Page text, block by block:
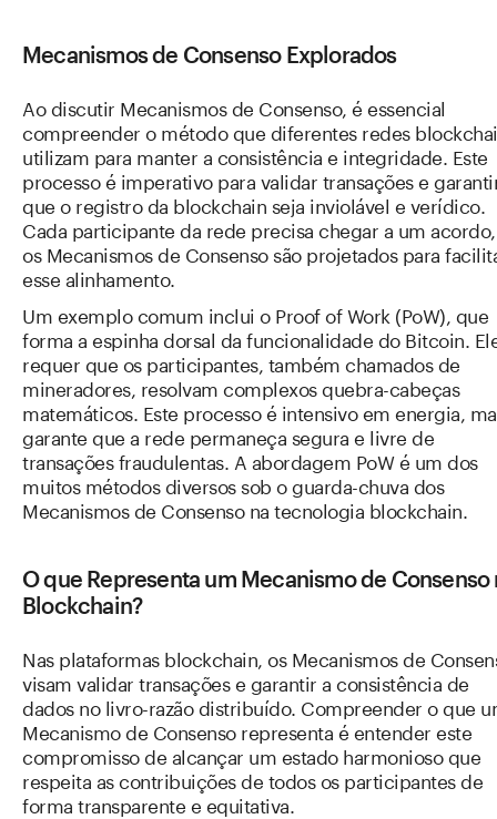
Mecanismos de Consenso Explorados
Ao discutir Mecanismos de Consenso, é essencial
compreender o método que diferentes redes
utilizam para manter a consistência e integridade. Este
processo é imperativo para validar transações e
que o registro da blockchain seja inviolável e verídico.
Cada participante da rede precisa chegar a um
os Mecanismos de Consenso são projetados para
esse alinhamento.
Um exemplo comum inclui o Proof of Work (PoW), que
forma a espinha dorsal da funcionalidade do Bitcoin.
requer que os participantes, também chamados de
mineradores, resolvam complexos quebra-cabeças
matemáticos. Este processo é intensivo em energia,
garante que a rede permaneça segura e livre de
transações fraudulentas. A abordagem PoW é um dos
muitos métodos diversos sob o guarda-chuva dos
Mecanismos de Consenso na tecnologia blockchain.
O que Representa um Mecanismo de Consenso
Blockchain?
Nas plataformas blockchain, os Mecanismos de
visam validar transações e garantir a consistência de
dados no livro-razão distribuído. Compreender o que
Mecanismo de Consenso representa é entender este
compromisso de alcançar um estado harmonioso que
respeita as contribuições de todos os participantes de
forma transparente e equitativa.